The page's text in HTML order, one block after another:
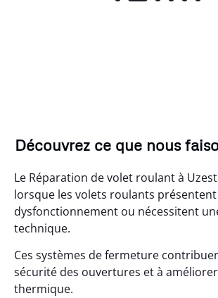
Découvrez ce que nous
Le Réparation de volet roulant à
lorsque les volets roulants
dysfonctionnement ou nécessitent
technique.
Ces systèmes de fermeture
sécurité des ouvertures et à
thermique.